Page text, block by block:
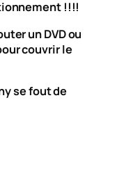
!!!!
un DVD ou
couvrir le
se fout de